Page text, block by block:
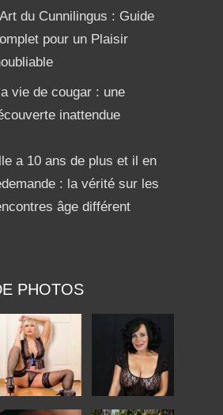
du Cunnilingus : Guide
pour un Plaisir
vie de cougar : une
inattendue
a 10 ans de plus et il en
: la vérité sur les
âge différent
PHOTOS